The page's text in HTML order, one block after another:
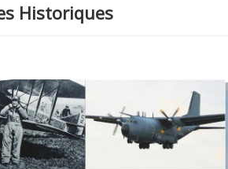
Historiques